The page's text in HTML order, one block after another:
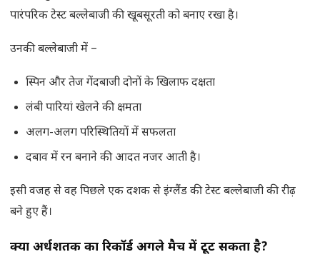
पारंपरिक टेस्ट बल्लेबाजी की खूबसूरती को बनाए रखा है।
उनकी बल्लेबाजी में –
स्पिन और तेज गेंदबाजी दोनों के खिलाफ दक्षता
लंबी पारियां खेलने की क्षमता
अलग-अलग परिस्थितियों में सफलता
दबाव में रन बनाने की आदत नजर आती है।
इसी वजह से वह पिछले एक दशक से इंग्लैंड की टेस्ट बल्लेबाजी की रीढ़
बने हुए हैं।
क्या अर्धशतक का रिकॉर्ड अगले मैच में टूट सकता है?